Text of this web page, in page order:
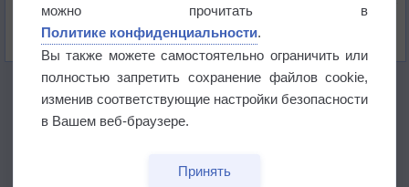
Погода в Краснодаре 6 августа
можно прочитать в
Политике конфиденциальности.
Вы также можете самостоятельно ограничить или
полностью запретить сохранение файлов cookie,
изменив соответствующие настройки безопасности
в Вашем веб-браузере.
Принять